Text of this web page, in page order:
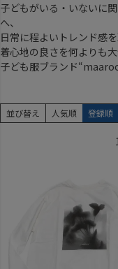
子どもがいる・いないに
へ、
日常に程よいトレンド感を
着心地の良さを何よりも
子ども服ブランド
並び替え 人気順 登録順